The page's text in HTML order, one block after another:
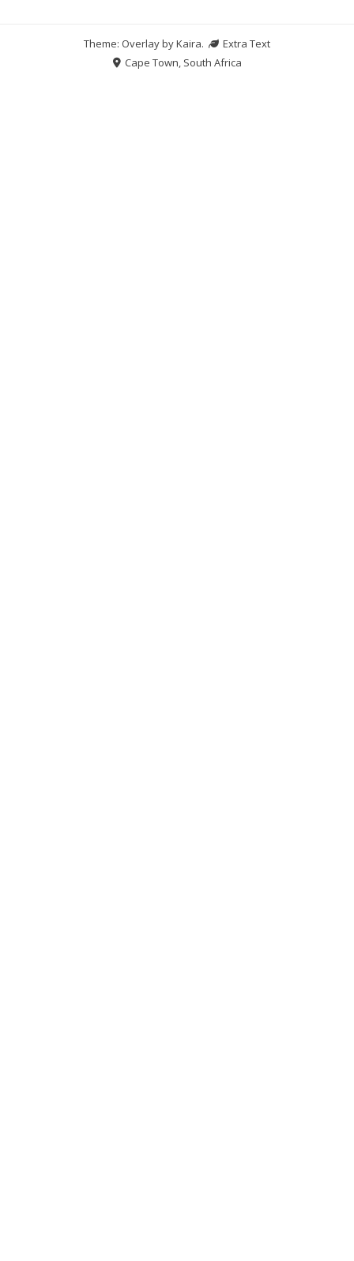
Theme: Overlay byKaira.
Extra Text
Cape Town, South Africa